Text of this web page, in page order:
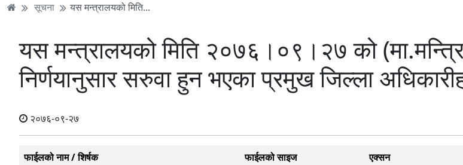
सूचना यस मन्त्रालयको मिति...
यस मन्त्रालयको मिति २०७६।०९।२७ को
निर्णयानुसार सरुवा हुन भएका प्रमुख जिल्ला
२०७६-०९-२७
फाईलको नाम / शिर्षक फाईलको साइज
एक्सन